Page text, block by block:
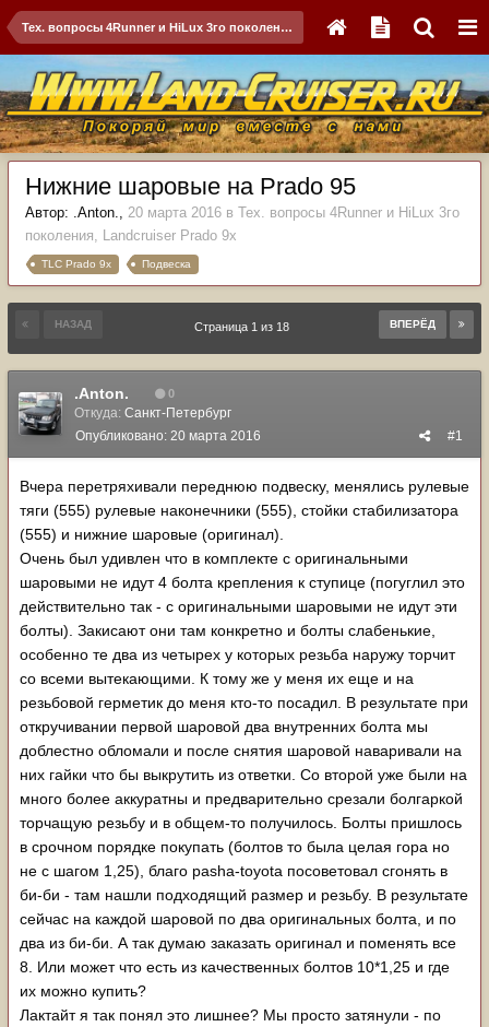
Тех. вопросы 4Runner и HiLux 3го поколения, Landсruiser Prado 9x
Нижние шаровые на Prado 95
Автор: .Anton., 20 марта 2016 в Тех. вопросы 4Runner и HiLux 3го
поколения, Landсruiser Prado 9x
TLC Prado 9x Подвеска
НАЗАД ВПЕРЁД
Страница 1 из 18
.Anton. 0
Откуда: Санкт-Петербург
#1
Опубликовано: 20 марта 2016
Вчера перетряхивали переднюю подвеску, менялись рулевые
тяги (555) рулевые наконечники (555), стойки стабилизатора
(555) и нижние шаровые (оригинал).
Очень был удивлен что в комплекте с оригинальными
шаровыми не идут 4 болта крепления к ступице (погуглил это
действительно так - с оригинальными шаровыми не идут эти
болты). Закисают они там конкретно и болты слабенькие,
особенно те два из четырех у которых резьба наружу торчит
со всеми вытекающими. К тому же у меня их еще и на
резьбовой герметик до меня кто-то посадил. В результате при
откручивании первой шаровой два внутренних болта мы
доблестно обломали и после снятия шаровой наваривали на
них гайки что бы выкрутить из ответки. Со второй уже были на
много более аккуратны и предварительно срезали болгаркой
торчащую резьбу и в общем-то получилось. Болты пришлось
в срочном порядке покупать (болтов то была целая гора но
не с шагом 1,25), благо pasha-toyota посоветовал сгонять в
би-би - там нашли подходящий размер и резьбу. В результате
сейчас на каждой шаровой по два оригинальных болта, и по
два из би-би. А так думаю заказать оригинал и поменять все
8. Или может что есть из качественных болтов 10*1,25 и где
их можно купить?
Лактайт я так понял это лишнее? Мы просто затянули - по